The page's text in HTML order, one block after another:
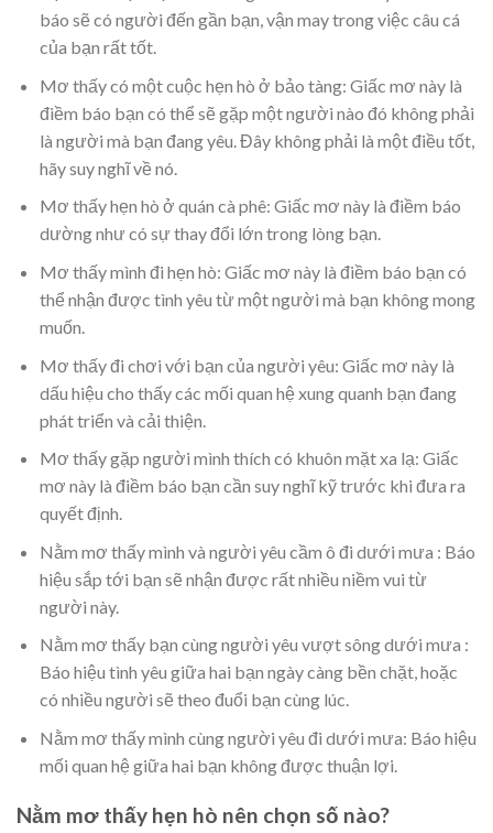
báo sẽ có người đến gần bạn, vận may trong việc câu cá
của bạn rất tốt.
Mơ thấy có một cuộc hẹn hò ở bảo tàng: Giấc mơ này là
điềm báo bạn có thể sẽ gặp một người nào đó không phải
là người mà bạn đang yêu. Đây không phải là một điều tốt,
hãy suy nghĩ về nó.
Mơ thấy hẹn hò ở quán cà phê: Giấc mơ này là điềm báo
dường như có sự thay đổi lớn trong lòng bạn.
Mơ thấy mình đi hẹn hò: Giấc mơ này là điềm báo bạn có
thể nhận được tình yêu từ một người mà bạn không mong
muốn.
Mơ thấy đi chơi với bạn của người yêu: Giấc mơ này là
dấu hiệu cho thấy các mối quan hệ xung quanh bạn đang
phát triển và cải thiện.
Mơ thấy gặp người mình thích có khuôn mặt xa lạ: Giấc
mơ này là điềm báo bạn cần suy nghĩ kỹ trước khi đưa ra
quyết định.
Nằm mơ thấy mình và người yêu cầm ô đi dưới mưa : Báo
hiệu sắp tới bạn sẽ nhận được rất nhiều niềm vui từ
người này.
Nằm mơ thấy bạn cùng người yêu vượt sông dưới mưa :
Báo hiệu tình yêu giữa hai bạn ngày càng bền chặt, hoặc
có nhiều người sẽ theo đuổi bạn cùng lúc.
Nằm mơ thấy mình cùng người yêu đi dưới mưa: Báo hiệu
mối quan hệ giữa hai bạn không được thuận lợi.
Nằm mơ thấy hẹn hò nên chọn số nào?